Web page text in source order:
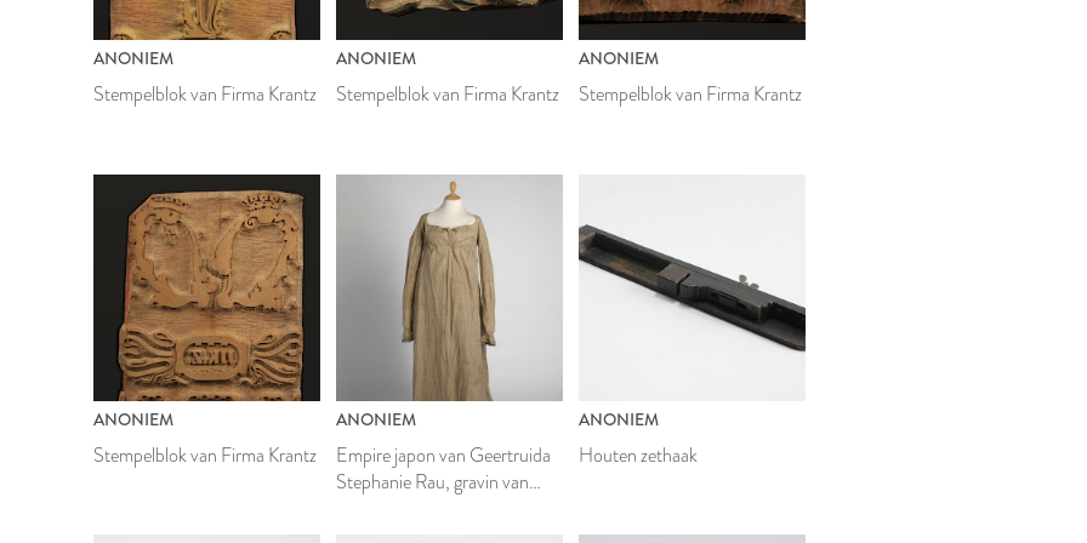
ANONIEM
Stempelblok van Firma Krantz
ANONIEM
Stempelblok van Firma Krantz
ANONIEM
Stempelblok van Firma Krantz
ANONIEM
Stempelblok van Firma Krantz
ANONIEM
Empire japon van Geertruida
Stephanie Rau, gravin van
ANONIEM
Houten zethaak